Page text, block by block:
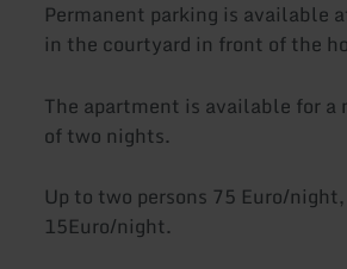
Permanent parking is available
in the courtyard in front of the
The apartment is available for a
of two nights.
Up to two persons 75 Euro/
15Euro/night.